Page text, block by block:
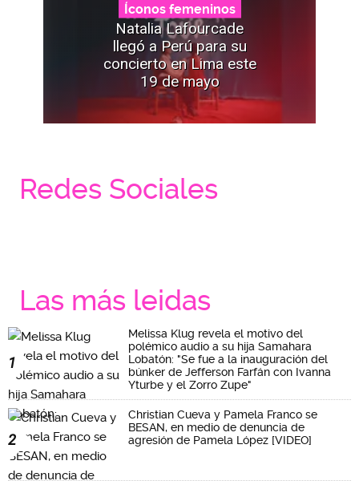
Íconos femeninos
Natalia Lafourcade
llegó a Perú para su
concierto en Lima este
19 de mayo
Redes Sociales
Las más leidas
1
Melissa Klug revela el motivo del
polémico audio a su hija Samahara
Lobatón: "Se fue a la inauguración del
búnker de Jefferson Farfán con Ivanna
Yturbe y el Zorro Zupe"
2
Christian Cueva y Pamela Franco se
BESAN, en medio de denuncia de
agresión de Pamela López [VIDEO]